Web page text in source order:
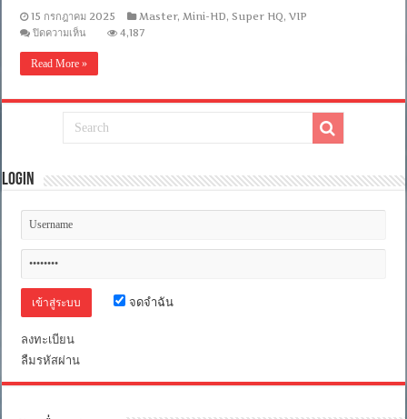
15 กรกฎาคม 2025 Master,Mini-HD,Super HQ,VIP
ปิดความเห็นบน
HQ]
Ninja
Yakuza
League
ทแมน
ยอด
ซ่า
/
4,187
Read More »
Login
จดจำฉัน
ลงทะเบียน
ลืมรหัสผ่าน